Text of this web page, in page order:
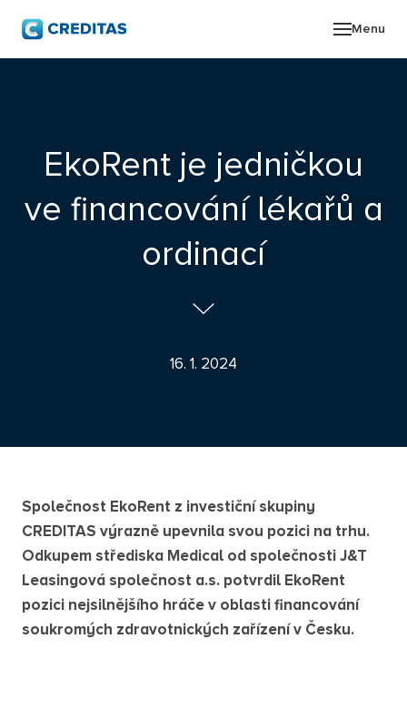
Menu
EkoRent je jedničkou
ve financování lékařů a
ordinací
16. 1. 2024
Společnost EkoRent z investiční skupiny
CREDITAS výrazně upevnila svou pozici na trhu.
Odkupem střediska Medical od společnosti J&T
Leasingová společnost a.s. potvrdil EkoRent
pozici nejsilnějšího hráče v oblasti financování
soukromých zdravotnických zařízení v Česku.